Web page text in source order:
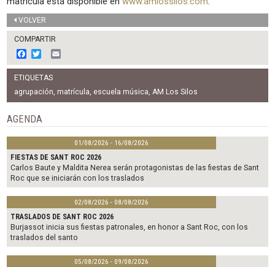
VOLVER
COMPARTIR
F
a
c
e
b
o
o
k
w
i
t
t
e
m
l
ETIQUETAS
agrupación, matrícula, escuela música,AM Los Silos
AGENDA
01/08/2026 - 16/08/2026
FIESTAS DE SANT ROC 2026
Carlos Baute y Maldita Nerea serán protagonistas de las fiestas de Sant
Roc que se iniciarán con los traslados
02/08/2026 - 08/08/2026
TRASLADOS DE SANT ROC 2026
Burjassot inicia sus fiestas patronales, en honor a Sant Roc, con los
traslados del santo
05/08/2026 - 09/08/2026